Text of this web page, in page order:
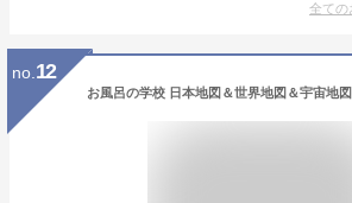
全ての
no. 12